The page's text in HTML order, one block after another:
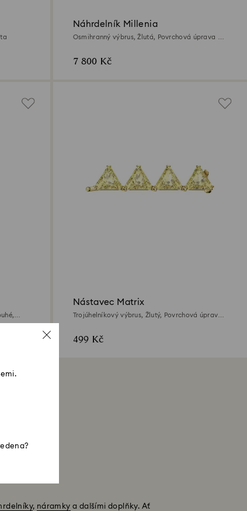
Náhrdelník Millenia
Osmihranný výbrus, Žlutá, Povrchová úprava z
7 800 Kč
Nástavec Matrix
Trojúhelníkový výbrus, Žlutý, Povrchová úprava
499 Kč
, náramky a dalšími doplňky. Ať